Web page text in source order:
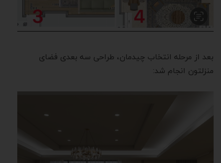
بعد از مرحله انتخاب چیدمان، طراحی سه بعدی فضای
منزلتون انجام شد: